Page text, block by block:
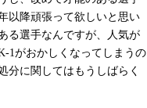
以降頑張って欲しいと思い
る選手なんですが、人気が
1がおかしくなってしまうの
分に関してはもうしばらく